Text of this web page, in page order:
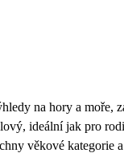
na hory a moře,
ideální jak pro
věkové kategorie